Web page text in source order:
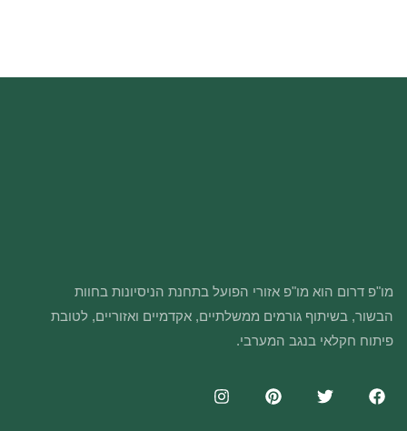
מו"פ דרום הוא מו"פ אזורי הפועל בתחנת הניסיונות בחוות
הבשור, בשיתוף גורמים ממשלתיים, אקדמיים ואזוריים, לטובת
פיתוח חקלאי בנגב המערבי.